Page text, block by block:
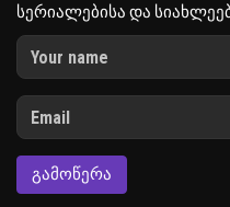
სერიალებისა და
ᲒᲐᲛᲝᲬᲔᲠᲐ